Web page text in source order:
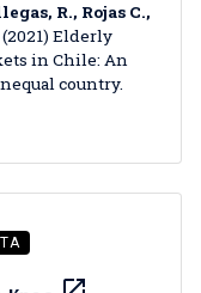
R., Rojas C.,
(2021) Elderly
in Chile: An
country.